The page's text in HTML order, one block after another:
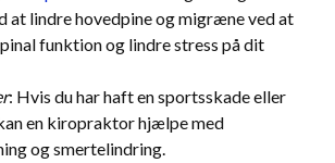
at lindre hovedpine og migræne ved at
funktion og lindre stress på dit
: Hvis du har haft en sportsskade eller
en kiropraktor hjælpe med
og smertelindring.